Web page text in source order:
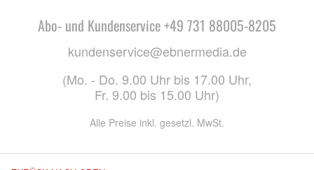
Abo- und Kundenservice +49 731 88005-8205
kundenservice@ebnermedia.de
(Mo. - Do. 9.00 Uhr bis 17.00 Uhr,
Fr. 9.00 bis 15.00 Uhr)
Alle Preise inkl. gesetzl. MwSt.